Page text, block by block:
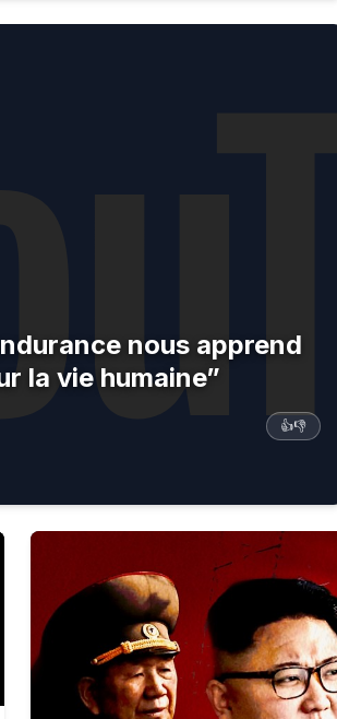
beaucoup de choses sur la vie
nous apprend
la vie humaine”
👍👎
parole assez décomplexée qui se
Why Sanctions Aren't Stopping